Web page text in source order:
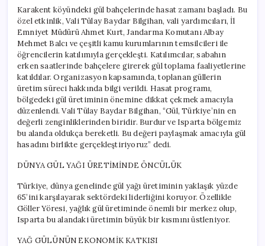
Sağlayan
Önemli
Bir
Kaynak
için
Karakent köyündeki gül bahçelerinde hasat zamanı başladı. Bu
özel etkinlik, Vali Tülay Baydar Bilgihan, vali yardımcıları, İl
Emniyet Müdürü Ahmet Kurt, Jandarma Komutanı Albay
Mehmet Balcı ve çeşitli kamu kurumlarının temsilcileri ile
öğrencilerin katılımıyla gerçekleşti. Katılımcılar, sabahın
erken saatlerinde bahçelere girerek gül toplama faaliyetlerine
katıldılar. Organizasyon kapsamında, toplanan güllerin
üretim süreci hakkında bilgi verildi. Hasat programı,
bölgedeki gül üretiminin önemine dikkat çekmek amacıyla
düzenlendi. Vali Tülay Baydar Bilgihan, “Gül, Türkiye’nin en
değerli zenginliklerinden biridir. Burdur ve Isparta bölgemiz
bu alanda oldukça bereketli. Bu değeri paylaşmak amacıyla gül
hasadını birlikte gerçekleştiriyoruz” dedi.
DÜNYA GÜL YAĞI ÜRETİMİNDE ÖNCÜLÜK
Türkiye, dünya genelinde gül yağı üretiminin yaklaşık yüzde
65’ini karşılayarak sektördeki liderliğini koruyor. Özellikle
Göller Yöresi, yağlık gül üretiminde önemli bir merkez olup,
Isparta bu alandaki üretimin büyük bir kısmını üstleniyor.
YAĞ GÜLÜNÜN EKONOMİK KATKISI